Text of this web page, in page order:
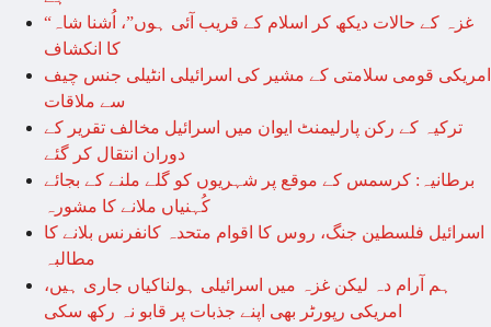
“غزہ کے حالات دیکھ کر اسلام کے قریب آئی ہوں”، اُشنا شاہ
کا انکشاف
امریکی قومی سلامتی کے مشیر کی اسرائیلی انٹیلی جنس چیف
سے ملاقات
ترکیہ کے رکن پارلیمنٹ ایوان میں اسرائیل مخالف تقریر کے
دوران انتقال کر گئے
برطانیہ: کرسمس کے موقع پر شہریوں کو گلے ملنے کے بجائے
کُہنیاں ملانے کا مشورہ
اسرائیل فلسطین جنگ، روس کا اقوام متحدہ کانفرنس بلانے کا
مطالبہ
ہم آرام دہ لیکن غزہ میں اسرائیلی ہولناکیاں جاری ہیں،
امریکی رپورٹر بھی اپنے جذبات پر قابو نہ رکھ سکی